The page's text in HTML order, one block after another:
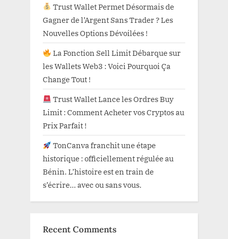
Trust Wallet Permet Désormais de
Gagner de l’Argent Sans Trader ? Les
Nouvelles Options Dévoilées !
La Fonction Sell Limit Débarque sur
les Wallets Web3 : Voici Pourquoi Ça
Change Tout !
Trust Wallet Lance les Ordres Buy
Limit : Comment Acheter vos Cryptos au
Prix Parfait !
TonCanva franchit une étape
historique : officiellement régulée au
Bénin. L’histoire est en train de
s’écrire… avec ou sans vous.
Recent Comments